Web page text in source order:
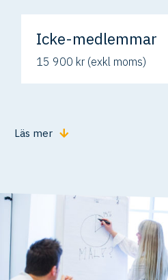
Icke-medlemmar
15 900 kr (exkl moms)
Läs mer